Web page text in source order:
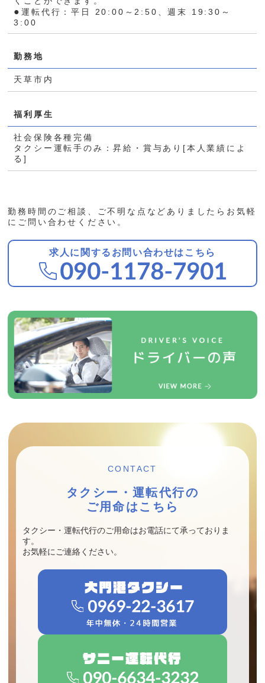
●運転代行：平日 20:00～2:50、週末 19:30～
3:00
勤務地
天草市内
福利厚生
社会保険各種完備
タクシー運転手のみ：昇給・賞与あり[本人業績によ
る]
勤務時間のご相談、ご不明な点などありましたらお気軽
にご問い合わせください。
求人に関するお問い合わせはこちら
CONTACT
タクシー・運転代行の
ご用命はこちら
タクシー・運転代行のご用命はお電話にて承っておりま
す。
お気軽にご連絡ください。